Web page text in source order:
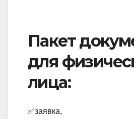
Пакет
для
лица:
✅заявка,